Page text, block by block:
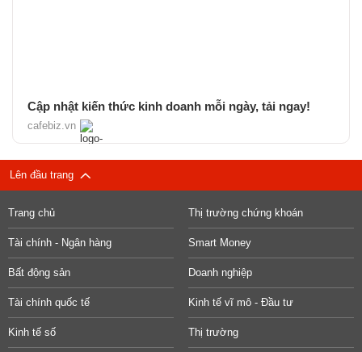
Cập nhật kiến thức kinh doanh mỗi ngày, tải ngay!
cafebiz.vn
Lên đầu trang
Trang chủ Thị trường chứng khoán
Tài chính - Ngân hàng Smart Money
Bất động sản Doanh nghiệp
Tài chính quốc tế Kinh tế vĩ mô - Đầu tư
Kinh tế số Thị trường